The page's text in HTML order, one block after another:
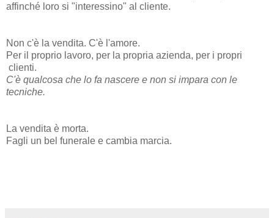
affinché loro si "interessino" al cliente.
Non c'è la vendita. C'è l'amore.
Per il proprio lavoro, per la propria azienda, per i propri
clienti.
C'è qualcosa che lo fa nascere e non si impara con le
tecniche.
La vendita è morta.
Fagli un bel funerale e cambia marcia.